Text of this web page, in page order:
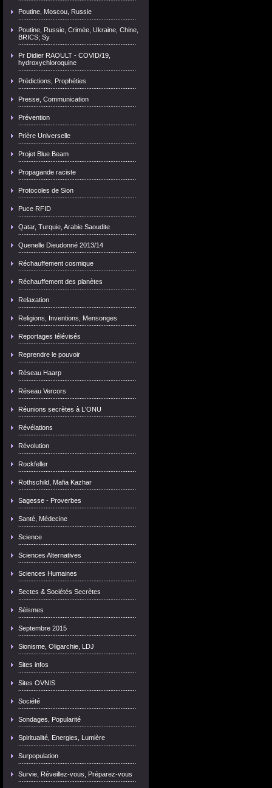
Poutine, Moscou, Russie
Poutine, Russie, Crimée, Ukraine, Chine,
BRICS; Sy
Pr Didier RAOULT - COVID/19,
hydroxychloroquine
Prédictions, Prophéties
Presse, Communication
Prévention
Prière Universelle
Projet Blue Beam
Propagande raciste
Protocoles de Sion
Puce RFID
Qatar, Turquie, Arabie Saoudite
Quenelle Dieudonné 2013/14
Réchauffement cosmique
Réchauffement des planètes
Relaxation
Religions, Inventions, Mensonges
Reportages télévisés
Reprendre le pouvoir
Réseau Haarp
Réseau Vercors
Réunions secrètes à L'ONU
Révélations
Révolution
Rockfeller
Rothschild, Mafia Kazhar
Sagesse - Proverbes
Santé, Médecine
Science
Sciences Alternatives
Sciences Humaines
Sectes & Sociétés Secrètes
Séismes
Septembre 2015
Sionisme, Oligarchie, LDJ
Sites infos
Sites OVNIS
Société
Sondages, Popularité
Spiritualité, Energies, Lumière
Surpopulation
Survie, Réveillez-vous, Préparez-vous